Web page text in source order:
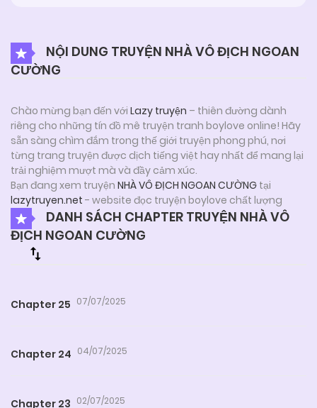
NỘI DUNG TRUYỆN NHÀ VÔ ĐỊCH NGOAN
CƯỜNG
Chào mừng bạn đến với Lazy truyện – thiên đường dành
riêng cho những tín đồ mê truyện tranh boylove online! Hãy
sẵn sàng chìm đắm trong thế giới truyện phong phú, nơi
từng trang truyện được dịch tiếng việt hay nhất để mang lại
trải nghiệm mượt mà và đầy cảm xúc.
Bạn đang xem truyện NHÀ VÔ ĐỊCH NGOAN CƯỜNG tại
lazytruyen.net - website đọc truyện boylove chất lượng
DANH SÁCH CHAPTER TRUYỆN NHÀ VÔ
ĐỊCH NGOAN CƯỜNG
Chapter 25 07/07/2025
Chapter 24 04/07/2025
Chapter 23 02/07/2025